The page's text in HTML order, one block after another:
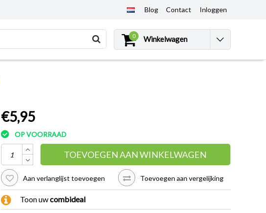
Blog Contact Inloggen
0 Winkelwagen
€5,95
OP VOORRAAD
TOEVOEGEN AAN WINKELWAGEN
Aan verlanglijst toevoegen Toevoegen aan vergelijking
Toon uwcombideal